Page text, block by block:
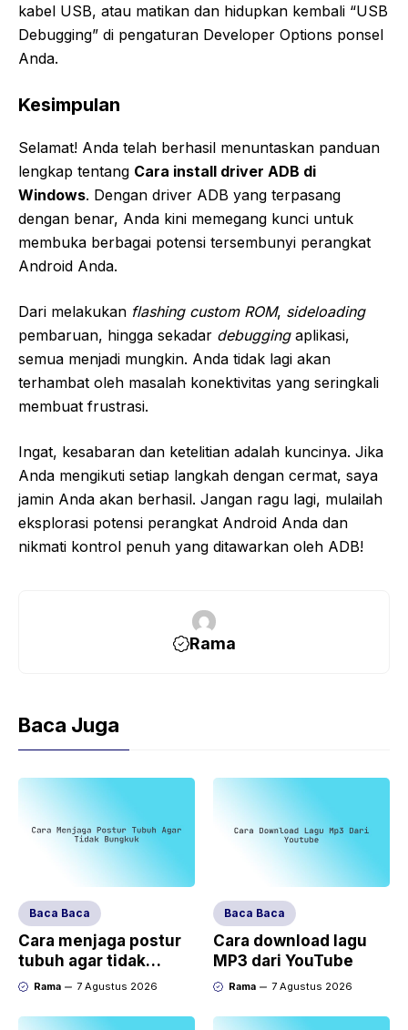
kabel USB, atau matikan dan hidupkan kembali “USB
Debugging” di pengaturan Developer Options ponsel
Anda.
Kesimpulan
Selamat! Anda telah berhasil menuntaskan panduan
lengkap tentang Cara install driver ADB di
Windows. Dengan driver ADB yang terpasang
dengan benar, Anda kini memegang kunci untuk
membuka berbagai potensi tersembunyi perangkat
Android Anda.
Dari melakukan flashing custom ROM, sideloading
pembaruan, hingga sekadar debuggingaplikasi,
semua menjadi mungkin. Anda tidak lagi akan
terhambat oleh masalah konektivitas yang seringkali
membuat frustrasi.
Ingat, kesabaran dan ketelitian adalah kuncinya. Jika
Anda mengikuti setiap langkah dengan cermat, saya
jamin Anda akan berhasil. Jangan ragu lagi, mulailah
eksplorasi potensi perangkat Android Anda dan
nikmati kontrol penuh yang ditawarkan oleh ADB!
Rama
Baca Juga
Baca Baca
Cara menjaga postur
tubuh agar tidak
bungkuk
Rama 7 Agustus 2026
Baca Baca
Cara download lagu
MP3 dari YouTube
Rama 7 Agustus 2026